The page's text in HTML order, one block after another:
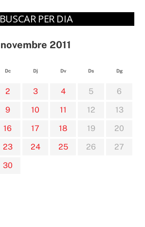
BUSCAR PER DIA
novembre 2011
Dc Dj Dv Ds Dg
2 3 4 5
6
9 10 11 12
13
16 17 18 19
20
23 24 25 26
27
30